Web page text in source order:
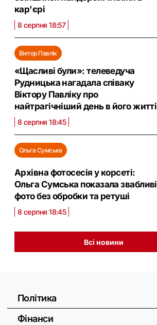
кар'єрі
8 серпня 18:57
Віктор Павлік
«Щасливі були»: телеведуча
Рудницька нагадала співаку
Віктору Павліку про
найтрагічніший день в його житті
8 серпня 18:45
Ольга Сумська
Архівна фотосесія у корсеті:
Ольга Сумська показала звабливі
фото без обробки та ретуші
8 серпня 18:45
Всі новини
Політика
Фінанси